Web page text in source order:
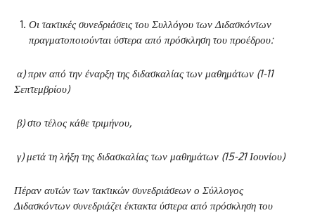
Οι τακτικές συνεδριάσεις του Συλλόγου των Διδασκόντων
πραγματοποιούνται ύστερα από πρόσκληση του προέδρου:
α) πριν από την έναρξη της διδασκαλίας των μαθημάτων (1-11
Σεπτεμβρίου)
β) στο τέλος κάθε τριμήνου,
γ) μετά τη λήξη της διδασκαλίας των μαθημάτων (15-21 Ιουνίου)
Πέραν αυτών των τακτικών συνεδριάσεων ο Σύλλογος
Διδασκόντων συνεδριάζει έκτακτα ύστερα από πρόσκληση του